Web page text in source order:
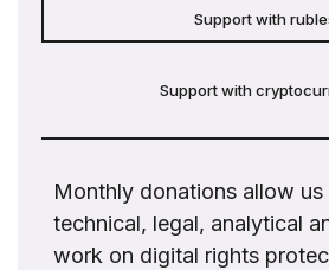
Support with
Support with
Monthly donations allow
technical, legal, analytical
work on digital rights